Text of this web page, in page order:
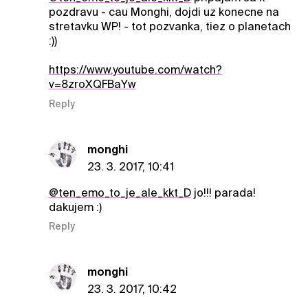
pozdravu - cau Monghi, dojdi uz konecne na
stretavku WP! - tot pozvanka, tiez o planetach
:))
https://www.youtube.com/watch?
v=8zroXQFBaYw
Reply
monghi
23. 3. 2017, 10:41
@ten_emo_to_je_ale_kkt_Djo!!! parada!
dakujem :)
Reply
monghi
23. 3. 2017, 10:42